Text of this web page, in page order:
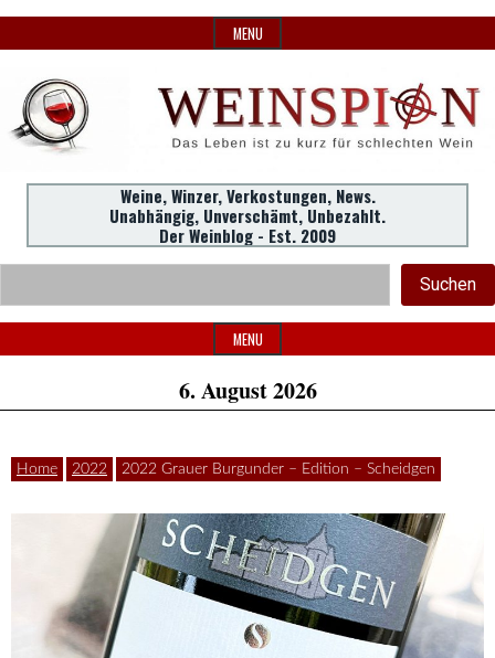
to
MENU
WeinSpion
|
Das
Leben
ist
Weine,
Winzer,
Verkostungen.
Header
Widget
Area
Weine, Winzer, Verkostungen, News.
Unabhängig, Unverschämt, Unbezahlt.
Der Weinblog - Est. 2009
Suchen
MENU
6. August 2026
Home 2022 2022 Grauer Burgunder – Edition – Scheidgen